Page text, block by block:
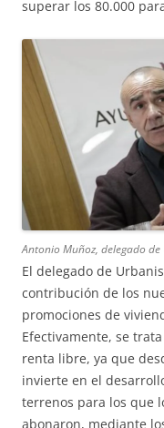
superar los 80.000
Antonio Muñoz, delegado de
El delegado de
contribución de los
promociones de
Efectivamente, se
renta libre, ya que
invierte en el
terrenos para los que
abonaron, mediante